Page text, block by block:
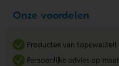
Onze voordelen
Producten van topkwaliteit
Persoonlijke advies op maat